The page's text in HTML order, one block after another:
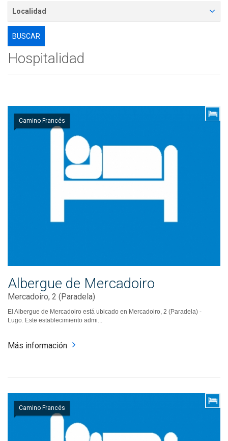
Localidad
Hospitalidad
Camino Francés
Albergue de Mercadoiro
Mercadoiro, 2 (Paradela)
El Albergue de Mercadoiro está ubicado en Mercadoiro, 2 (Paradela) -
Lugo. Este establecimiento admi...
Más información
Camino Francés